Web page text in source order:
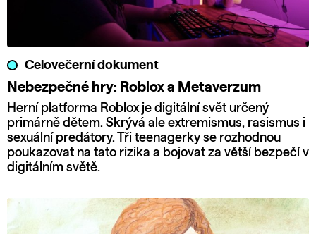
Celovečerní dokument
Nebezpečné hry: Roblox a Metaverzum
Herní platforma Roblox je digitální svět určený
primárně dětem. Skrývá ale extremismus, rasismus i
sexuální predátory. Tři teenagerky se rozhodnou
poukazovat na tato rizika a bojovat za větší bezpečí v
digitálním světě.